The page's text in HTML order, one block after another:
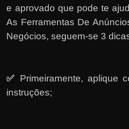
e aprovado que pode te
As Ferramentas De
Negócios, seguem-se 3
✅ Primeiramente, aplique
instruções;